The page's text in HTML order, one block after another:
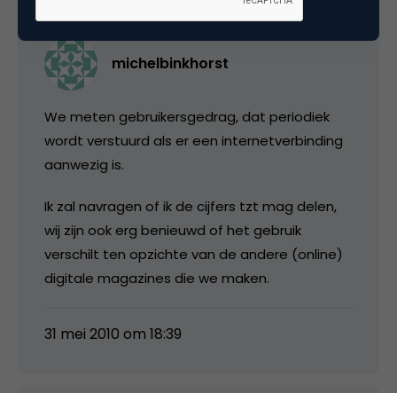
michelbinkhorst
We meten gebruikersgedrag, dat periodiek
wordt verstuurd als er een internetverbinding
aanwezig is.
Ik zal navragen of ik de cijfers tzt mag delen,
wij zijn ook erg benieuwd of het gebruik
verschilt ten opzichte van de andere (online)
digitale magazines die we maken.
31 mei 2010 om 18:39